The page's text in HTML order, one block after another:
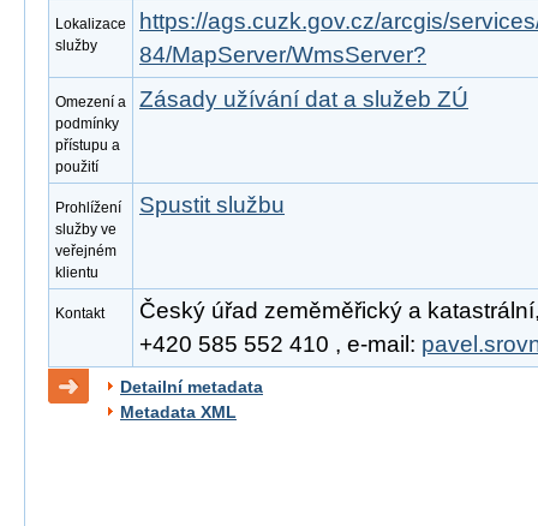
Lokalizace
služby
https://ags.cuzk.gov.cz/arcgis/
84/MapServer/WmsServer?
Omezení a
podmínky
přístupu a
použití
Zásady užívání dat a služeb ZÚ
Prohlížení
služby ve
veřejném
klientu
Spustit službu
Kontakt
Český úřad zeměměřický a
+420 585 552 410 , e-mail:
Detailní metadata
Metadata XML